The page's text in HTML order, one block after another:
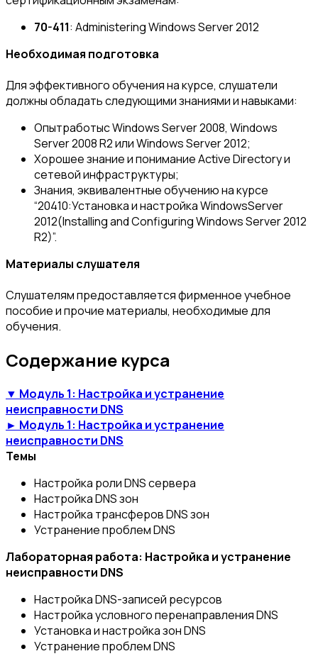
70-411: Administering Windows Server 2012
Необходимая подготовка
Для эффективного обучения на курсе, слушатели
должны обладать следующими знаниями и навыками:
Опытработыс Windows Server 2008, Windows
Server 2008 R2 или Windows Server 2012;
Хорошее знание и понимание Active Directory и
сетевой инфраструктуры;
Знания, эквивалентные обучению на курсе
“20410:Установка и настройка WindowsServer
2012(Installing and Configuring Windows Server 2012
R2)”.
Материалы слушателя
Слушателям предоставляется фирменное учебное
пособие и прочие материалы, необходимые для
обучения.
Содержание курса
▼ Модуль 1: Настройка и устранение
неисправности DNS
► Модуль 1: Настройка и устранение
неисправности DNS
Темы
Настройка роли DNS сервера
Настройка DNS зон
Настройка трансферов DNS зон
Устранение проблем DNS
Лабораторная работа: Настройка и устранение
неисправности DNS
Настройка DNS-записей ресурсов
Настройка условного перенаправления DNS
Установка и настройка зон DNS
Устранение проблем DNS